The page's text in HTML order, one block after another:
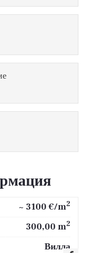
~ 3100 €/m2
300,00 m2
Вилла